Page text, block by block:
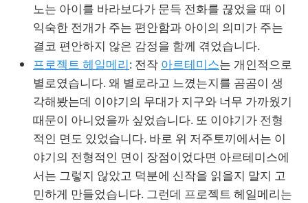
노는 아이를 바라보다가 문득 전화를 끊었을 때 이
익숙한 전개가 주는 편안함과 아이의 의미가 주는
결코 편안하지 않은 감정을 함께 겪었습니다.
프로젝트 헤일메리: 전작 아르테미스는 개인적으로
별로였습니다. 왜 별로라고 느꼈는지를 곰곰이 생
각해봤는데 이야기의 무대가 지구와 너무 가까웠기
때문이 아니었을까 싶었습니다. 또 이야기가 전형
적인 면도 있었습니다. 바로 위 저주토끼에서는 이
야기의 전형적인 면이 장점이었다면 아르테미스에
서는 그렇지 않았고 덕분에 신작을 읽을지 말지 고
민하게 만들었습니다. 그런데 프로젝트 헤일메리는